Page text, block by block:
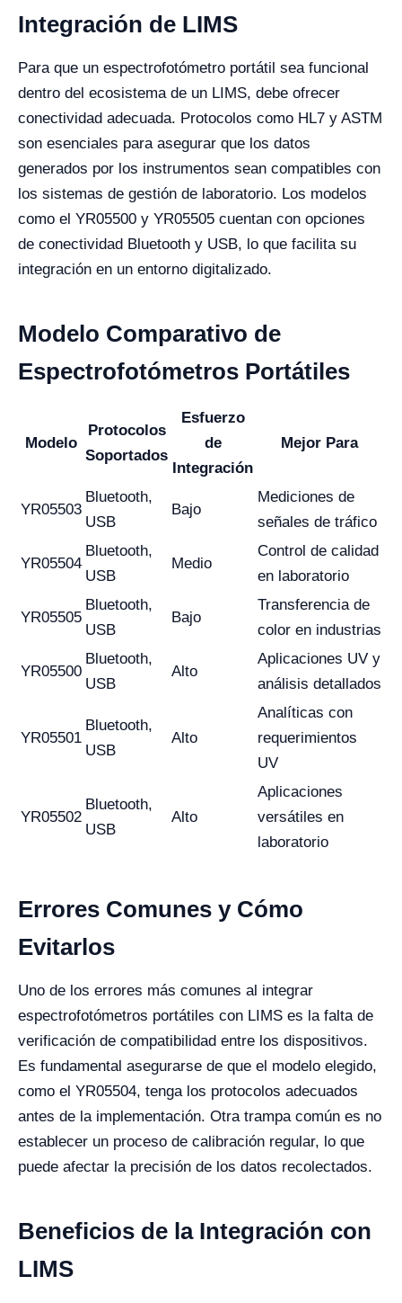
Integración de LIMS
Para que un espectrofotómetro portátil sea funcional
dentro del ecosistema de un LIMS, debe ofrecer
conectividad adecuada. Protocolos como HL7 y ASTM
son esenciales para asegurar que los datos
generados por los instrumentos sean compatibles con
los sistemas de gestión de laboratorio. Los modelos
como el YR05500 y YR05505 cuentan con opciones
de conectividad Bluetooth y USB, lo que facilita su
integración en un entorno digitalizado.
Modelo Comparativo de
Espectrofotómetros Portátiles
Modelo
Protocolos
Soportados
Esfuerzo
de
Integración
Mejor Para
YR05503
Bluetooth,
USB
Bajo
Mediciones de
señales de tráfico
YR05504
Bluetooth,
USB
Medio
Control de calidad
en laboratorio
YR05505
Bluetooth,
USB
Bajo
Transferencia de
color en industrias
YR05500
Bluetooth,
USB
Alto
Aplicaciones UV y
análisis detallados
YR05501
Bluetooth,
USB
Alto
Analíticas con
requerimientos
UV
YR05502
Bluetooth,
USB
Alto
Aplicaciones
versátiles en
laboratorio
Errores Comunes y Cómo
Evitarlos
Uno de los errores más comunes al integrar
espectrofotómetros portátiles con LIMS es la falta de
verificación de compatibilidad entre los dispositivos.
Es fundamental asegurarse de que el modelo elegido,
como el YR05504, tenga los protocolos adecuados
antes de la implementación. Otra trampa común es no
establecer un proceso de calibración regular, lo que
puede afectar la precisión de los datos recolectados.
Beneficios de la Integración con
LIMS